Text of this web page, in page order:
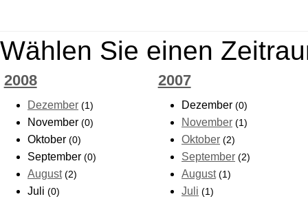
Wählen Sie einen
2008
Dezember (1)
November (0)
Oktober (0)
September (0)
August (2)
Juli (0)
2007
Dezember(0)
November (1)
Oktober (2)
September (2)
August (1)
Juli (1)